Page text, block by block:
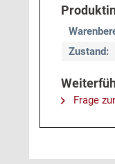
Zustand:
Frage